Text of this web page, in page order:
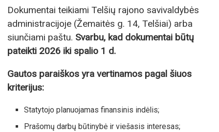
Dokumentai teikiami Telšių rajono savivaldybės
administracijoje (Žemaitės g. 14, Telšiai) arba
siunčiami paštu. Svarbu, kad dokumentai būtų
pateikti 2026 iki spalio 1 d.
Gautos paraiškos yra vertinamos pagal šiuos
kriterijus:
Statytojo planuojamas finansinis indėlis;
Prašomų darbų būtinybė ir viešasis interesas;